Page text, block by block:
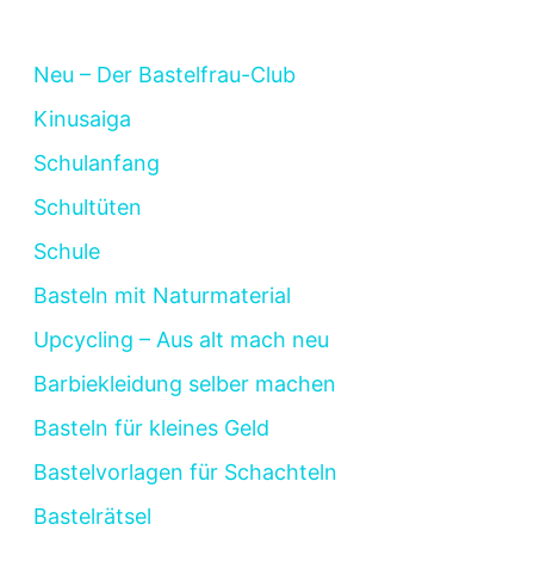
Neu – Der Bastelfrau-Club
Kinusaiga
Schulanfang
Schultüten
Schule
Basteln mit Naturmaterial
Upcycling – Aus alt mach neu
Barbiekleidung selber machen
Basteln für kleines Geld
Bastelvorlagen für Schachteln
Bastelrätsel